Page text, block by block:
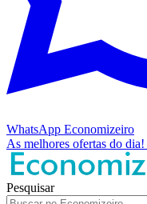
WhatsApp Economizeiro
As melhores ofertas do dia!
Pesquisar